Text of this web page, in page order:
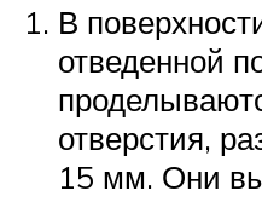
В
отведенной
отверстия,
15 мм. Они